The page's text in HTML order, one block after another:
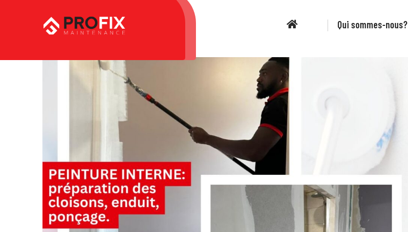
Page d’accueil Qui sommes-nous?